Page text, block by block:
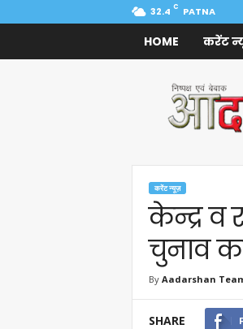
32.4 C PATNA
HOME करेंट
Samachar
करेंट न्यूज़
केन्द्र व
चुनाव
By Aadarshan
SHARE